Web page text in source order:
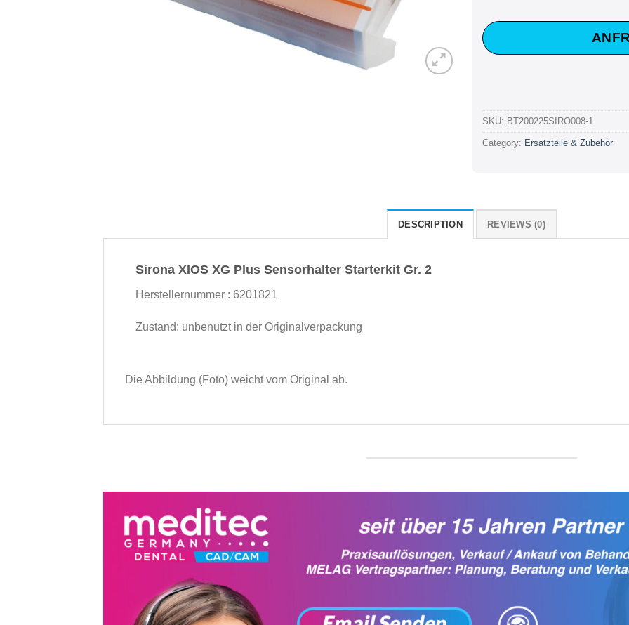
SKU: BT200225SIRO008-1
Category: Ersatzteile & Zubehör
DESCRIPTION REVIEWS (0)
Sirona XIOS XG Plus Sensorhalter Starterkit Gr. 2
Herstellernummer : 6201821
Zustand: unbenutzt in der Originalverpackung
Die Abbildung (Foto) weicht vom Original ab.